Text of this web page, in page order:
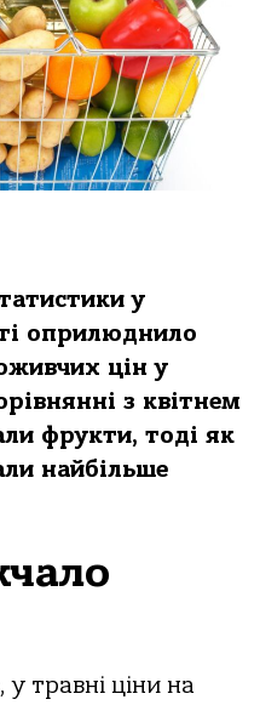
у
оприлюднило
цін у
з квітнем
фрукти, тоді як
найбільше
травні ціни на